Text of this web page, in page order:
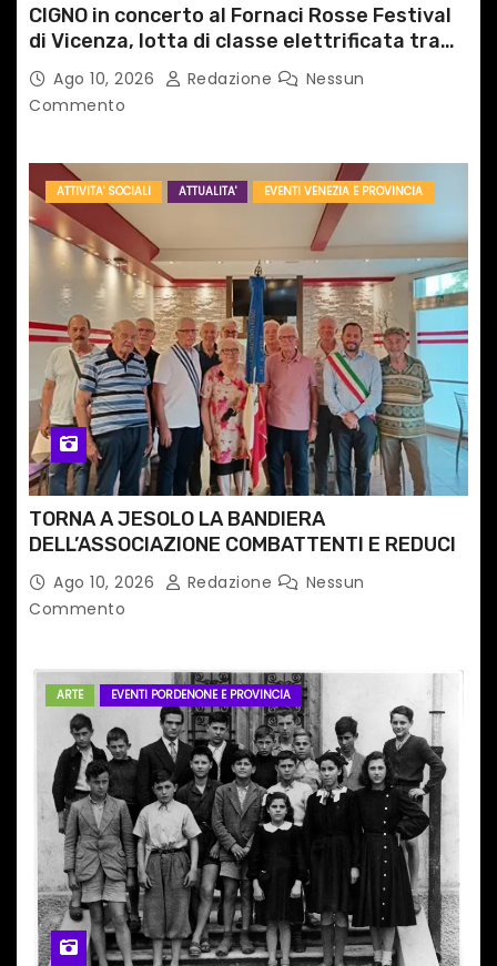
CIGNO in concerto al Fornaci Rosse Festival
di Vicenza, lotta di classe elettrificata tra
sacro e profano
Ago 10, 2026 Redazione
Nessun
Commento
ATTIVITA' SOCIALI ATTUALITA' EVENTI VENEZIA E PROVINCIA
TORNA A JESOLO LA BANDIERA
DELL’ASSOCIAZIONE COMBATTENTI E REDUCI
Ago 10, 2026 Redazione
Nessun
Commento
ARTE EVENTI PORDENONE E PROVINCIA